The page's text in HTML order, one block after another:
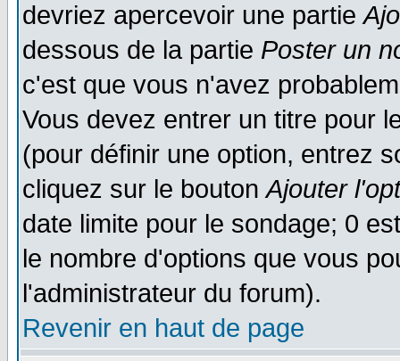
devriez apercevoir une partie
dessous de la partie Poster un
c'est que vous n'avez
Vous devez entrer un titre pour
(pour définir une option, entrez
cliquez sur le boutonAjouter
date limite pour le sondage; 0
le nombre d'options que vous
l'administrateur du forum).
Revenir en haut de page